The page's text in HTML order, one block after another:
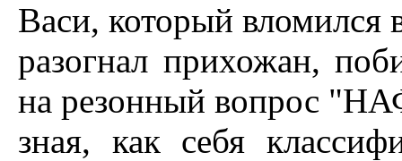
Васи, который вломился
разогнал прихожан,
на резонный вопрос
зная, как себя